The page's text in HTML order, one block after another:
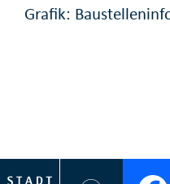
Grafik: